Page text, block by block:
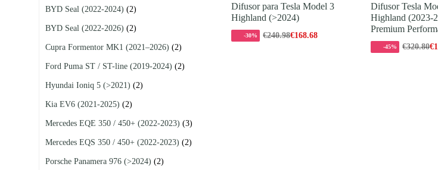
Difusor para Tesla Model 3
Highland (>2024)
-30% €240.98€168.68
Difusor Tesla
Highland (2023-
Premium
-45% €320.80€
BYD Seal (2022-2024) (2)
BYD Seal (2022-2026) (2)
Cupra Formentor MK1 (2021–2026) (2)
Ford Puma ST / ST-line (2019-2024) (2)
Hyundai Ioniq 5 (>2021) (2)
Kia EV6 (2021-2025) (2)
Mercedes EQE 350 / 450+ (2022-2023) (3)
Mercedes EQS 350 / 450+ (2022-2023) (2)
Porsche Panamera 976 (>2024) (2)